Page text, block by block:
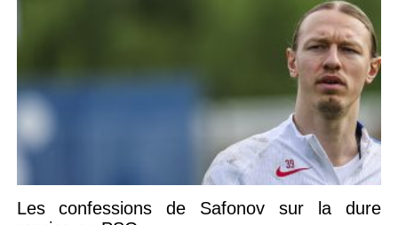
Les confessions de Safonov sur la dure